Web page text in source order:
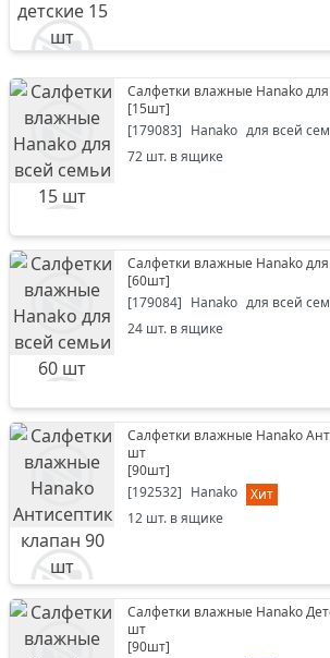
Салфетки влажные Hanako
[15шт]
[179083] Hanako для всей
72 шт. в ящике
Салфетки влажные Hanako
[60шт]
[179084] Hanako для всей
24 шт. в ящике
Салфетки влажные Hanako
шт
[90шт]
[192532] Hanako
Хит
12 шт. в ящике
Салфетки влажные Hanako
шт
[90шт]